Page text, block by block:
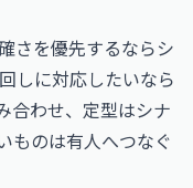
さを優先するならシ
しに対応したいなら
合わせ、定型はシナ
ものは有人へつなぐ